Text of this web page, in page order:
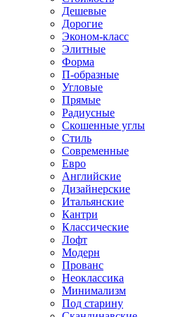
Дешевые
Дорогие
Эконом-класс
Элитные
Форма
П-образные
Угловые
Прямые
Радиусные
Скошенные углы
Стиль
Современные
Евро
Английские
Дизайнерские
Итальянские
Кантри
Классические
Лофт
Модерн
Прованс
Неоклассика
Минимализм
Под старину